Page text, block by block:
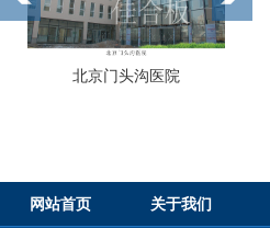
北京门头沟医院
网站首页 关于我们